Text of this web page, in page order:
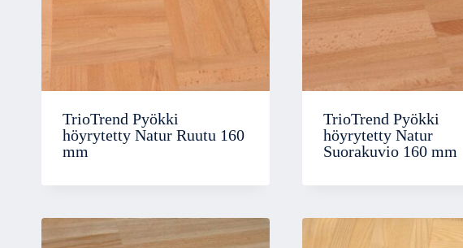
TrioTrend Pyökki
höyrytetty Natur Ruutu 160
mm
TrioTrend Pyökki
höyrytetty Natur
Suorakuvio 160 mm